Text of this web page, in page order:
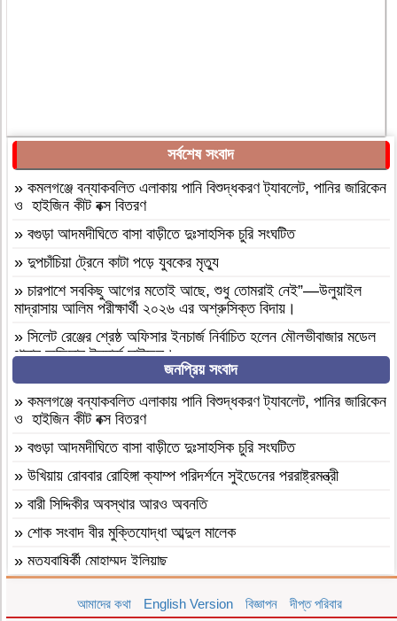
সর্বশেষ সংবাদ
» কমলগঞ্জে বন্যাকবলিত এলাকায় পানি বিশুদ্ধকরণ ট্যাবলেট, পানির জারিকেন
ও হাইজিন কীট বক্স বিতরণ
» বগুড়া আদমদীঘিতে বাসা বাড়ীতে দুঃসাহসিক চুরি সংঘটিত
» দুপচাঁচিয়া ট্রেনে কাটা পড়ে যুবকের মৃত্যু
» চারপাশে সবকিছু আগের মতোই আছে, শুধু তোমরাই নেই”—উলুয়াইল
মাদ্রাসায় আলিম পরীক্ষার্থী ২০২৬ এর অশ্রুসিক্ত বিদায়।
» সিলেট রেঞ্জের শ্রেষ্ঠ অফিসার ইনচার্জ নির্বাচিত হলেন মৌলভীবাজার মডেল
থানার অফিসার ইনচার্জ সাইফুল।
»বাংলাদেশ হরিজন ঐক্য পরিষদের ৭ দফা দাবি বাস্তবায়নের দাবীতে
মানবন্ধন ও স্বারকলিপি প্রদান
»
নওগাঁ মান্দায় শিক্ষার্থীদের বিক্ষোভে অবরুদ্ধ প্রধান শিক্ষক, মোটরসাইকেলে
আগুন
» হযরত শাহ আজম (রহ.) দরগাহ্ ফাউন্ডেশনের উদ্যোগে ৫ম ধাপে সফাত
আলী সিনিয়র ফাজিল ডিগ্রি মাদ্রাসায় বৃক্ষরোপণ কর্মসূচি সম্পন্ন
নওগাঁ পত্নীতলা ব্যাটালিয়নের অভিযানে, কষ্টি পাথরের বিষ্ণু মূর্তি উদ্ধার
চট্টগ্রাম নাগরিক ফোরামের প্রতিষ্ঠাবার্ষিকীতে ব‍্যারিস্টার মনোয়ার-চট্টগ্রামের
পরিকল্পিত উন্নয়নে নাগরিক ফোরাম কাজ করে যাবে
বৈষম্যবিরোধী ছাত্র আন্দোলনে হামলার মামলায় ফটিকছড়ি পৌর আওয়ামী
লীগ নেতা নুরুল আজম গ্রেপ্তার
জনপ্রিয় সংবাদ
» কমলগঞ্জে বন্যাকবলিত এলাকায় পানি বিশুদ্ধকরণ ট্যাবলেট, পানির জারিকেন
ও হাইজিন কীট বক্স বিতরণ
» বগুড়া আদমদীঘিতে বাসা বাড়ীতে দুঃসাহসিক চুরি সংঘটিত
» উখিয়ায় রোববার রোহিঙ্গা ক্যাম্প পরিদর্শনে সুইডেনের পররাষ্ট্রমন্ত্রী
» বারী সিদ্দিকীর অবস্থার আরও অবনতি
» শোক সংবাদ বীর মুক্তিযোদ্ধা আব্দুল মালেক
» মৃত্যুবাষির্কী মোহাম্মদ ইলিয়াছ
আমাদের কথা English Version বিজ্ঞাপন দীপ্ত পরিবার